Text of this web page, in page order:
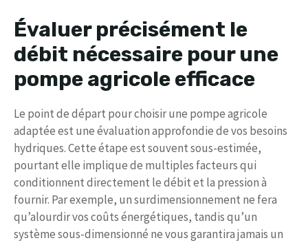
Évaluer précisément le
débit nécessaire pour une
pompe agricole efficace
Le point de départ pour choisir une pompe agricole
adaptée est une évaluation approfondie de vos besoins
hydriques. Cette étape est souvent sous-estimée,
pourtant elle implique de multiples facteurs qui
conditionnent directement le débit et la pression à
fournir. Par exemple, un surdimensionnement ne fera
qu’alourdir vos coûts énergétiques, tandis qu’un
système sous-dimensionné ne vous garantira jamais un